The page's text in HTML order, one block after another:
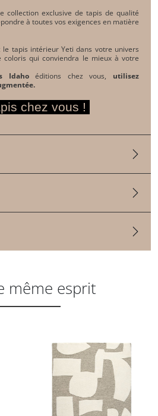
collection exclusive de tapis de qualité
à toutes vos exigences en matière
le tapis intérieur Yeti dans votre univers
qui conviendra le mieux à votre
Idahoéditions chez vous, utilisez
chez vous !
même esprit